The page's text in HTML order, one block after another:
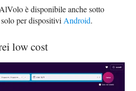
è disponibile anche sotto
per dispositiviAndroid.
low cost